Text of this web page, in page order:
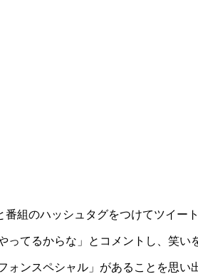
組のハッシュタグをつけてツイー
てるからな」とコメントし、笑い
ンスペシャル」があることを思い